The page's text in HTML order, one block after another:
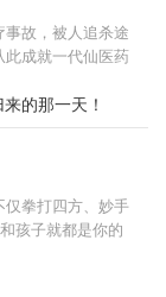
故，被人追杀途
成就一代仙医药
的那一天！
拳打四方、妙手
孩子就都是你的